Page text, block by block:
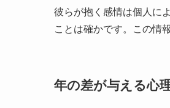
彼らが抱く感情は個人に
ことは確かです。この情
年の差が与える心